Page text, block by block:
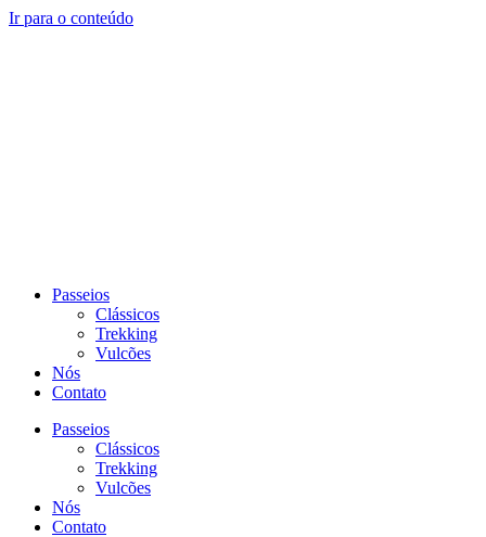
Ir para o conteúdo
Passeios
Clássicos
Trekking
Vulcões
Nós
Contato
Passeios
Clássicos
Trekking
Vulcões
Nós
Contato